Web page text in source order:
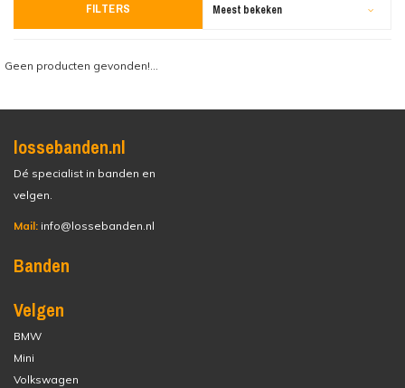
FILTERS Meest bekeken
Geen producten gevonden!...
lossebanden.nl
Dé specialist in banden en
velgen.
Mail: info@lossebanden.nl
Banden
Velgen
BMW
Mini
Volkswagen